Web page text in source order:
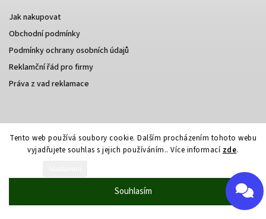
Tento web používá soubory cookie. Dalším procházením tohoto webu
vyjadřujete souhlas s jejich používáním.. Více informací zde.
Souhlasím
Jak nakupovat
Obchodní podmínky
Podmínky ochrany osobních údajů
Reklamční řád pro firmy
Práva z vad reklamace
Copyright 2026wakestore. Všechna práva vyhrazena.